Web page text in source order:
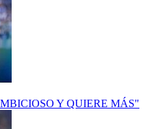
Y QUIERE MÁS"